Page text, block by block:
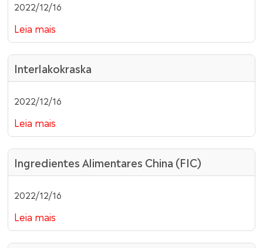
2022/12/16
Leia mais
Interlakokraska
2022/12/16
Leia mais
Ingredientes Alimentares China (FIC)
2022/12/16
Leia mais